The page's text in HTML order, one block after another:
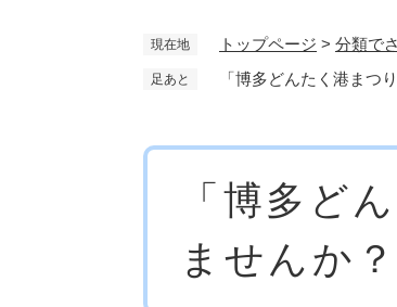
現在地 トップページ > 分類で
足あと 「博多どんたく港まつ
「博多ど
ませんか？